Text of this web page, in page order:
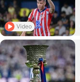
Video